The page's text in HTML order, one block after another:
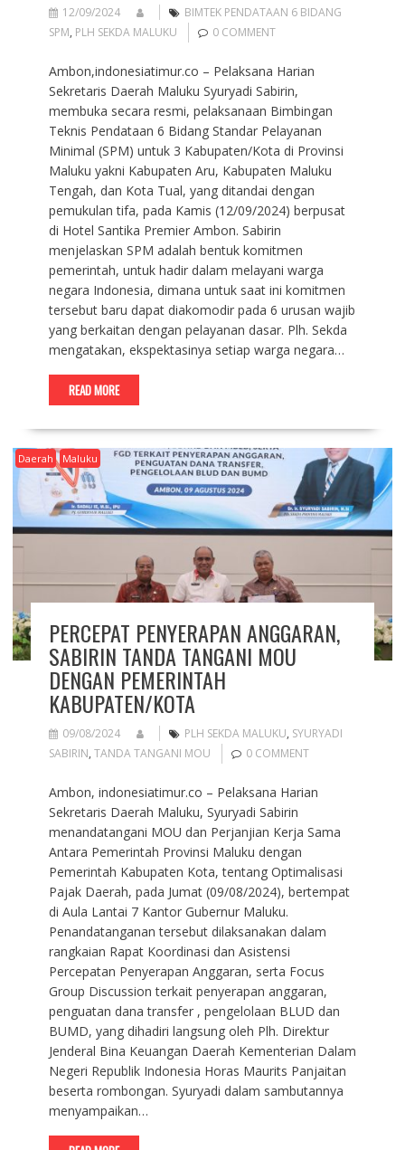
12/09/2024
BIMTEK PENDATAAN 6 BIDANG
SPM, PLH SEKDA MALUKU 0 COMMENT
Ambon,indonesiatimur.co – Pelaksana Harian
Sekretaris Daerah Maluku Syuryadi Sabirin,
membuka secara resmi, pelaksanaan Bimbingan
Teknis Pendataan 6 Bidang Standar Pelayanan
Minimal (SPM) untuk 3 Kabupaten/Kota di Provinsi
Maluku yakni Kabupaten Aru, Kabupaten Maluku
Tengah, dan Kota Tual, yang ditandai dengan
pemukulan tifa, pada Kamis (12/09/2024) berpusat
di Hotel Santika Premier Ambon. Sabirin
menjelaskan SPM adalah bentuk komitmen
pemerintah, untuk hadir dalam melayani warga
negara Indonesia, dimana untuk saat ini komitmen
tersebut baru dapat diakomodir pada 6 urusan wajib
yang berkaitan dengan pelayanan dasar. Plh. Sekda
mengatakan, ekspektasinya setiap warga negara…
READ MORE
Daerah Maluku
PERCEPAT PENYERAPAN ANGGARAN,
SABIRIN TANDA TANGANI MOU
DENGAN PEMERINTAH
KABUPATEN/KOTA
09/08/2024 PLH SEKDA MALUKU, SYURYADI
SABIRIN, TANDA TANGANI MOU 0 COMMENT
Ambon, indonesiatimur.co – Pelaksana Harian
Sekretaris Daerah Maluku, Syuryadi Sabirin
menandatangani MOU dan Perjanjian Kerja Sama
Antara Pemerintah Provinsi Maluku dengan
Pemerintah Kabupaten Kota, tentang Optimalisasi
Pajak Daerah, pada Jumat (09/08/2024), bertempat
di Aula Lantai 7 Kantor Gubernur Maluku.
Penandatanganan tersebut dilaksanakan dalam
rangkaian Rapat Koordinasi dan Asistensi
Percepatan Penyerapan Anggaran, serta Focus
Group Discussion terkait penyerapan anggaran,
penguatan dana transfer , pengelolaan BLUD dan
BUMD, yang dihadiri langsung oleh Plh. Direktur
Jenderal Bina Keuangan Daerah Kementerian Dalam
Negeri Republik Indonesia Horas Maurits Panjaitan
beserta rombongan. Syuryadi dalam sambutannya
menyampaikan…